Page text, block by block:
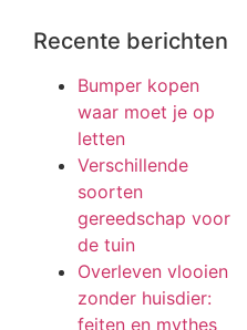
Recente berichten
Bumper kopen
waar moet je op
letten
Verschillende
soorten
gereedschap voor
de tuin
Overleven vlooien
zonder huisdier:
feiten en mythes